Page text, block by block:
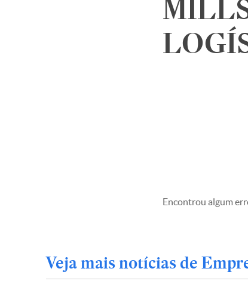
Encontrou algum
Veja mais notícias de